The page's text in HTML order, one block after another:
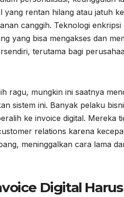
yang rentan hilang atau jatuh
canggih. Teknologi
yang bisa mengakses dan
terutama bagi
ragu, mungkin ini saatnya
sistem ini. Banyak pelaku
ke invoice digital. Mereka
relations karena
meninggalkan cara lama
Digital